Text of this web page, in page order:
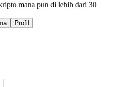
mana pun di lebih dari 30
Profil